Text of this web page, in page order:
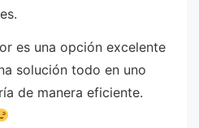
es una opción excelente
solución todo en uno
de manera eficiente.